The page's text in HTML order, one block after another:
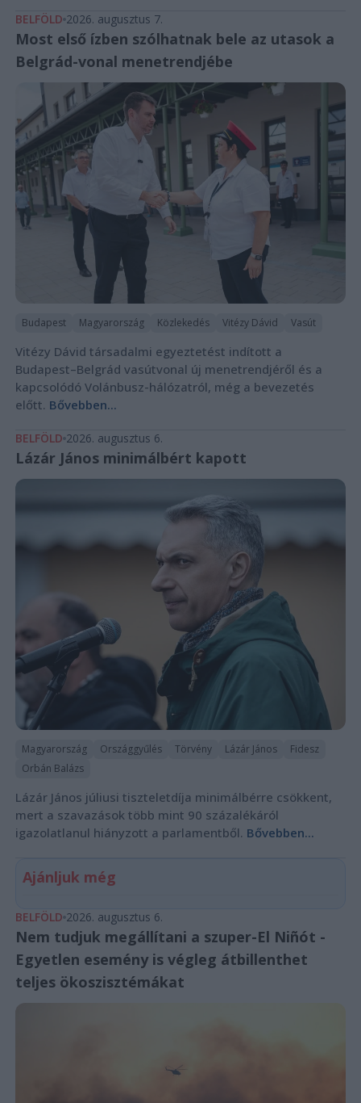
BELFÖLD 2026. augusztus 7.
Most első ízben szólhatnak bele az utasok a
Belgrád-vonal menetrendjébe
Budapest Magyarország Közlekedés Vitézy Dávid Vasút
Vitézy Dávid társadalmi egyeztetést indított a
Budapest–Belgrád vasútvonal új menetrendjéről és a
kapcsolódó Volánbusz-hálózatról, még a bevezetés
előtt. Bővebben...
BELFÖLD 2026. augusztus 6.
Lázár János minimálbért kapott
Magyarország Országgyűlés Törvény Lázár János
Fidesz
Orbán Balázs
Lázár János júliusi tiszteletdíja minimálbérre csökkent,
mert a szavazások több mint 90 százalékáról
igazolatlanul hiányzott a parlamentből. Bővebben...
Ajánljuk még
BELFÖLD 2026. augusztus 6.
Nem tudjuk megállítani a szuper-El Niñót -
Egyetlen esemény is végleg átbillenthet
teljes ökoszisztémákat